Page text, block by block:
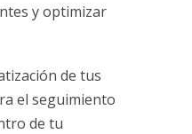
y optimizar
de tus
el seguimiento
de tu